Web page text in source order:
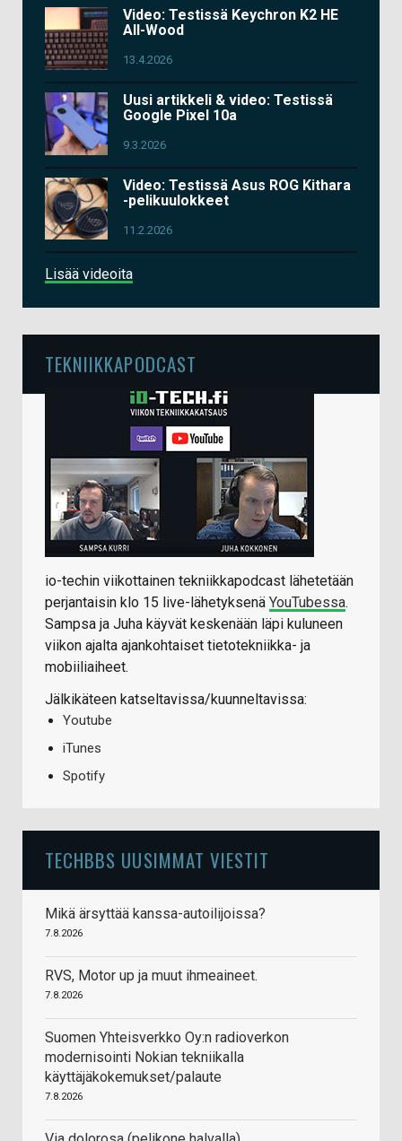
Video: Testissä Keychron K2 HE
All-Wood
13.4.2026
Uusi artikkeli & video: Testissä
Google Pixel 10a
9.3.2026
Video: Testissä Asus ROG Kithara
-pelikuulokkeet
11.2.2026
Lisää videoita
TEKNIIKKAPODCAST
io-techin viikottainen tekniikkapodcast lähetetään
perjantaisin klo 15 live-lähetyksenä YouTubessa.
Sampsa ja Juha käyvät keskenään läpi kuluneen
viikon ajalta ajankohtaiset tietotekniikka- ja
mobiiliaiheet.
Jälkikäteen katseltavissa/kuunneltavissa:
Youtube
iTunes
Spotify
TECHBBS UUSIMMAT VIESTIT
Mikä ärsyttää kanssa-autoilijoissa?
7.8.2026
RVS, Motor up ja muut ihmeaineet.
7.8.2026
Suomen Yhteisverkko Oy:n radioverkon
modernisointi Nokian tekniikalla
käyttäjäkokemukset/palaute
7.8.2026